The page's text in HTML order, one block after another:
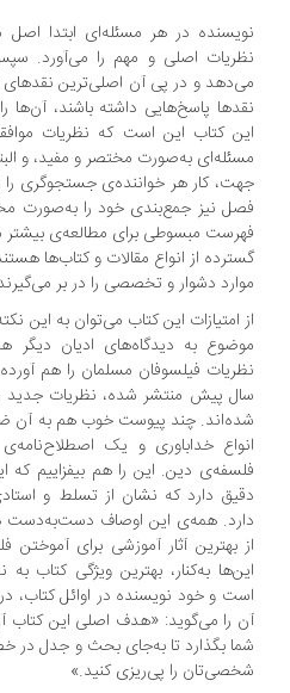
در هر مسئله‌ای ابتدا اصل
اصلی و مهم را می‌آورد. سپس
و در پی آن اصلی‌ترین نقدهای
پاسخ‌هایی داشته باشند، آن‌ها را از
کتاب این است که نظریات موافقان و
به‌صورت مختصر و مفید، و البته
کار هر خواننده‌ی جستجوگری را راحت
نیز جمع‌بندی خود را به‌صورت مختصر و
مبسوطی برای مطالعه‌ی بیشتر
از انواع مقالات و کتاب‌ها هستند که
دشوار و تخصصی را در بر می‌گیرند.
امتیازات این کتاب می‌توان به این نکته
به دیدگاه‌های ادیان دیگر هم
فیلسوفان مسلمان را هم آورده
پیش منتشر شده، نظریات جدید و
چند پیوست خوب هم به آن ضمیمه
خداباوری و یک اصطلاح‌نامه‌ی
دین. این را هم بیفزاییم که این
دارد که نشان از تسلط و استادی
همه‌ی این اوصاف دست‌به‌دست هم
بهترین آثار آموزشی برای آموختن
به‌کنار، بهترین ویژگی کتاب به نظرم
و خود نویسنده در اوائل کتاب، در
را می‌گوید: «هدف اصلی این کتاب آن است
بگذارد تا به‌جای بحث و جدل در خصوص
را پی‌ریزی کنید.»